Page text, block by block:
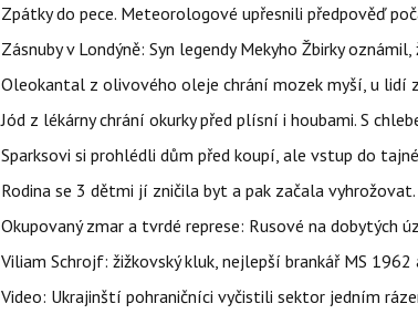
Zpátky do pece. Meteorologové upřesnili předpověď
Zásnuby v Londýně: Syn legendy Mekyho Žbirky oznámil,
Oleokantal z olivového oleje chrání mozek myší, u lidí
Jód z lékárny chrání okurky před plísní i houbami. S
Sparksovi si prohlédli dům před koupí, ale vstup do
Rodina se 3 dětmi jí zničila byt a pak začala
Okupovaný zmar a tvrdé represe: Rusové na dobytých
Viliam Schrojf: žižkovský kluk, nejlepší brankář MS
Video: Ukrajinští pohraničníci vyčistili sektor jedním